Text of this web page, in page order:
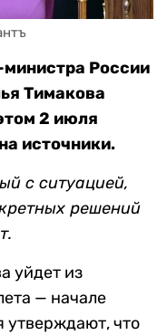
России
Тимакова
2 июля
источники.
с ситуацией,
решений
уйдет из
— начале
утверждают, что